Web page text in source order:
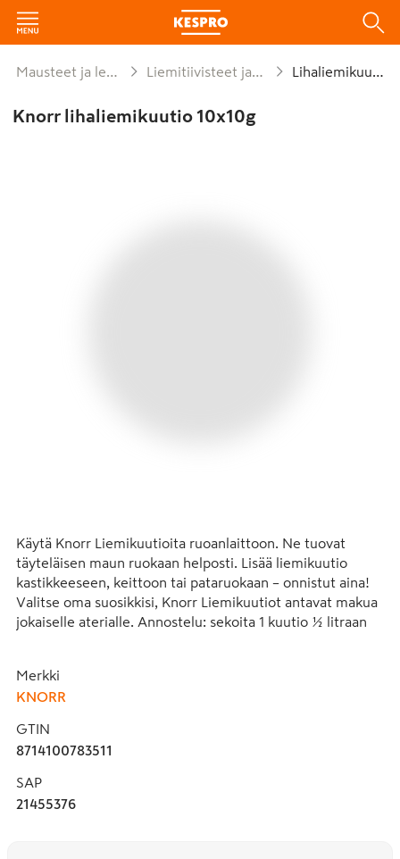
Mausteet ja leivonta Liemitiivisteet ja fondit Lihaliemikuutio
Knorr lihaliemikuutio 10x10g
Käytä Knorr Liemikuutioita ruoanlaittoon. Ne tuovat
täyteläisen maun ruokaan helposti. Lisää liemikuutio
kastikkeeseen, keittoon tai pataruokaan – onnistut aina!
Valitse oma suosikkisi, Knorr Liemikuutiot antavat makua
jokaiselle aterialle. Annostelu: sekoita 1 kuutio ½ litraan
mausteita.
kokkaamaasi ruokaan – ja kaiken lisäksi pienellä vaivalla?
Maukas Knorr Liemikuutio Liha antaa suosikkiruokillesi
nopeasti ja helposti ihanan pyöreän, runsaan ja
luonnollisen maun. Käytä Knorr Lihaliemikuutioita
Merkki
KNORR
GTIN
8714100783511
SAP
21455376